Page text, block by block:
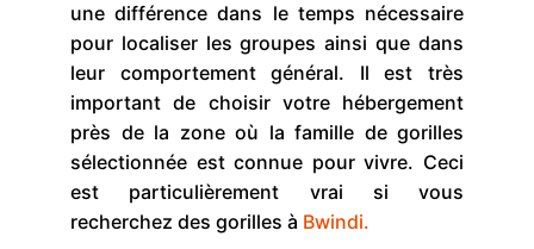
une différence dans le temps nécessaire
pour localiser les groupes ainsi que dans
leur comportement général. Il est très
important de choisir votre hébergement
près de la zone où la famille de gorilles
sélectionnée est connue pour vivre. Ceci
est particulièrement vrai si vous
recherchez des gorilles à Bwindi.